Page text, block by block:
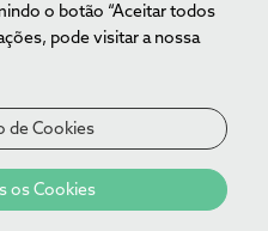
o botão “Aceitar todos
pode visitar a nossa
de Cookies
os Cookies